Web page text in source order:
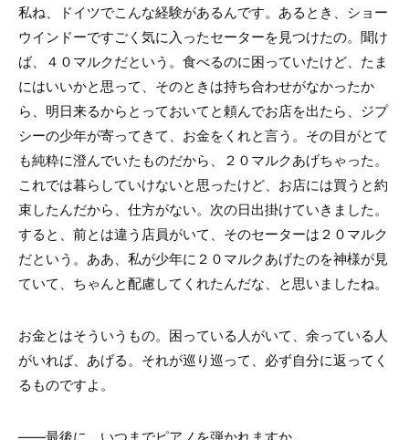
私ね、ドイツでこんな経験があるんです。あるとき、ショー
ウインドーですごく気に入ったセーターを見つけたの。聞け
ば、４０マルクだという。食べるのに困っていたけど、たま
にはいいかと思って、そのときは持ち合わせがなかったか
ら、明日来るからとっておいてと頼んでお店を出たら、ジプ
シーの少年が寄ってきて、お金をくれと言う。その目がとて
も純粋に澄んでいたものだから、２０マルクあげちゃった。
これでは暮らしていけないと思ったけど、お店には買うと約
束したんだから、仕方がない。次の日出掛けていきました。
すると、前とは違う店員がいて、そのセーターは２０マルク
だという。ああ、私が少年に２０マルクあげたのを神様が見
ていて、ちゃんと配慮してくれたんだな、と思いましたね。
お金とはそういうもの。困っている人がいて、余っている人
がいれば、あげる。それが巡り巡って、必ず自分に返ってく
るものですよ。
――最後に、いつまでピアノを弾かれますか。